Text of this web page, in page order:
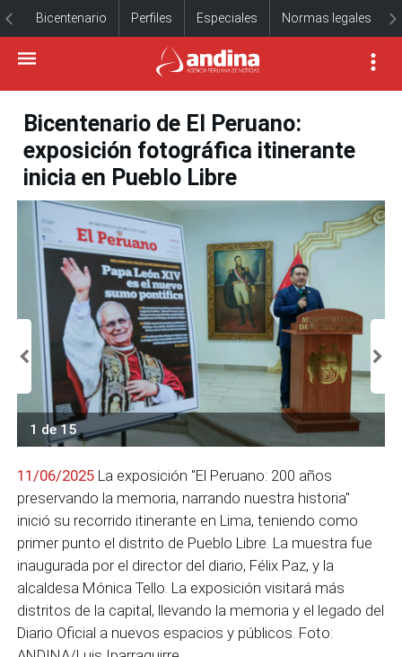
Bicentenario Perfiles Especiales Normas legales
Bicentenario de El Peruano:
exposición fotográfica itinerante
inicia en Pueblo Libre
1 de 15
11/06/2025 La exposición "El Peruano: 200 años
preservando la memoria, narrando nuestra historia"
inició su recorrido itinerante en Lima, teniendo como
primer punto el distrito de Pueblo Libre. La muestra fue
inaugurada por el director del diario, Félix Paz, y la
alcaldesa Mónica Tello. La exposición visitará más
distritos de la capital, llevando la memoria y el legado del
Diario Oficial a nuevos espacios y públicos. Foto: